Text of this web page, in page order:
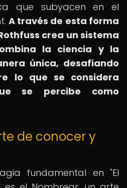
que subyacen en el
A través de esta forma
crea un sistema
la ciencia y la
única, desafiando
lo que se considera
se percibe como
de conocer y
fundamental en "El